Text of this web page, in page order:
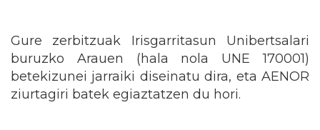
Gure zerbitzuak Irisgarritasun Unibertsalari
buruzko Arauen (hala nola UNE 170001)
betekizunei jarraiki diseinatu dira, eta AENOR
ziurtagiri batek egiaztatzen du hori.